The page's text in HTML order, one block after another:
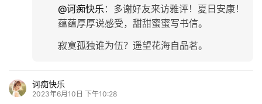
@诃痴快乐 ： 多谢好友来访雅评！夏日安康！
蕴蕴厚厚说感受，甜甜蜜蜜写书信。
寂寞孤独谁为伍？遥望花海自品茗。
诃痴快乐
2023年6月10日 下午10:28